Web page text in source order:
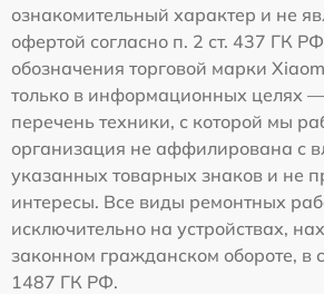
ознакомительный характер и не
офертой согласно п. 2 ст. 437 ГК
обозначения торговой марки
только в информационных целях —
перечень техники, с которой мы
организация не аффилирована с
указанных товарных знаков и не
интересы. Все виды ремонтных
исключительно на устройствах,
законном гражданском обороте, в
1487 ГК РФ.